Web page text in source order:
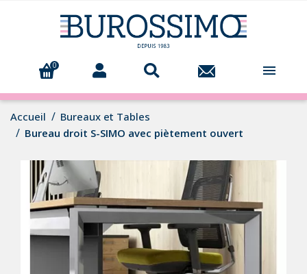
0 
Accueil
Bureaux et Tables
Bureau droit S-SIMO avec piètement ouvert